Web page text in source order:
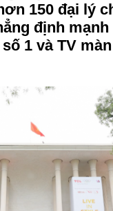
150 đại lý
định
1 và TV